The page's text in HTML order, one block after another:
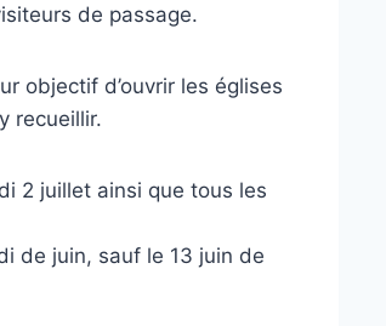
de passage.
objectif d’ouvrir les églises
recueillir.
2 juillet ainsi que tous les
de juin, sauf le 13 juin de